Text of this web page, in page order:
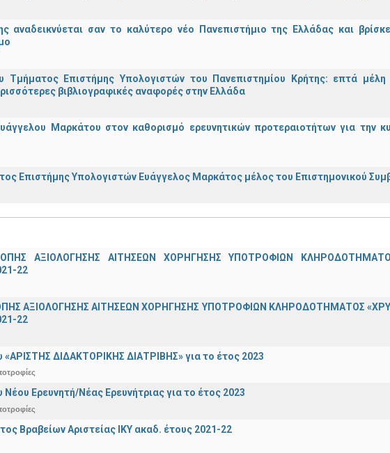
αναδεικνύεται σαν το καλύτερο νέο Πανεπιστήμιο της Ελλάδας και
Τμήματος Επιστήμης Υπολογιστών του Πανεπιστημίου Κρήτης: επτά
βιβλιογραφικές αναφορές στην Ελλάδα
Μαρκάτου στον καθορισμό ερευνητικών προτεραιοτήτων για την
Επιστήμης Υπολογιστών Ευάγγελος Μαρκάτος μέλος του Επιστημονικού
ΑΞΙΟΛΟΓΗΣΗΣ ΑΙΤΗΣΕΩΝ ΧΟΡΗΓΗΣΗΣ ΥΠΟΤΡΟΦΙΩΝ
22
ΑΞΙΟΛΟΓΗΣΗΣ ΑΙΤΗΣΕΩΝ ΧΟΡΗΓΗΣΗΣ ΥΠΟΤΡΟΦΙΩΝ ΚΛΗΡΟΔΟΤΗΜΑΤΟΣ
22
«ΑΡΙΣΤΗΣ ΔΙΔΑΚΤΟΡΙΚΗΣ ΔΙΑΤΡΙΒΗΣ» για το έτος 2023
Νέου Ερευνητή/Νέας Ερευνήτριας για το έτος 2023
Βραβείων Αριστείας ΙΚΥ ακαδ. έτους 2021-22